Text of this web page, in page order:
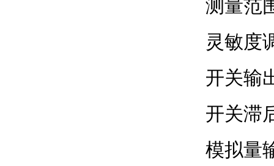
测量范
灵敏度
开关输
开关滞
模拟量